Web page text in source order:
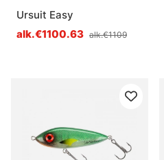
Ursuit Easy
alk.€1100.63 alk.€1109